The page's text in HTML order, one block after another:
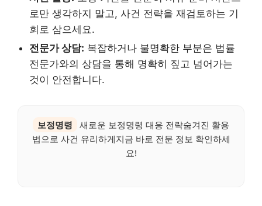
로만 생각하지 말고, 사건 전략을 재검토하는 기
회로 삼으세요.
전문가 상담: 복잡하거나 불명확한 부분은 법률
전문가와의 상담을 통해 명확히 짚고 넘어가는
것이 안전합니다.
보정명령
새로운 보정명령 대응 전략숨겨진 활용
법으로 사건 유리하게지금 바로 전문 정보 확인하세
요!